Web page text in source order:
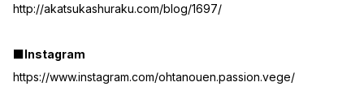
http://akatsukashuraku.com/blog/1697/
■Instagram
https://www.instagram.com/ohtanouen.passion.vege/